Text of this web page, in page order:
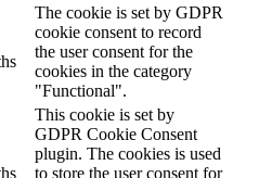
The cookie is set by GDPR
cookie consent to record
the user consent for the
cookies in the category
"Functional".
This cookie is set by
GDPR Cookie Consent
plugin. The cookies is used
to store the user consent for